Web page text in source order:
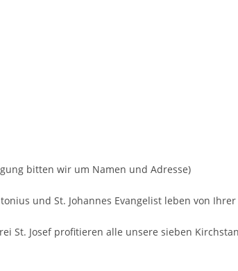
bitten wir um Namen und Adresse)
und St. Johannes Evangelist leben von
St. Josef profitieren alle unsere sieben